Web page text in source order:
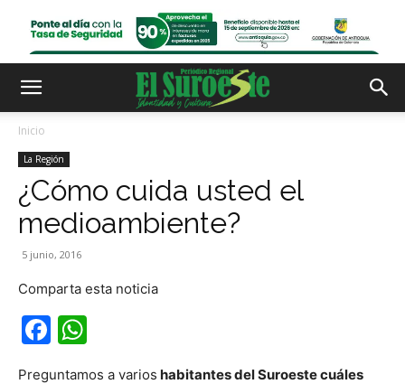
Inicio
La Región
¿Cómo cuida usted el
medioambiente?
5 junio, 2016
Comparta esta noticia
Facebook
Preguntamos a varios habitantes del Suroeste cuáles